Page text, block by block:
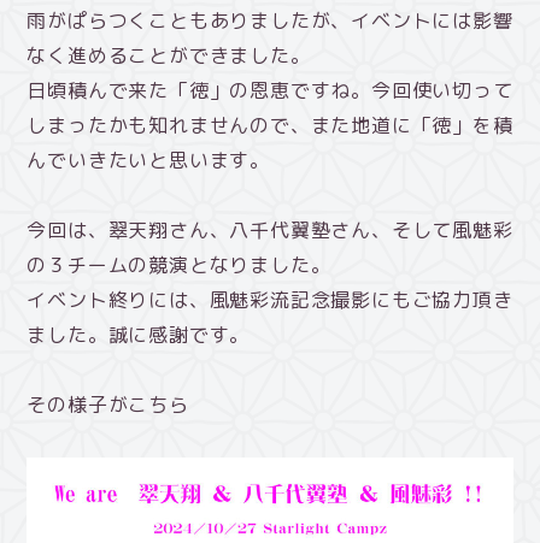
雨がぱらつくこともありましたが、イベントには影響
なく進めることができました。
日頃積んで来た「徳」の恩恵ですね。今回使い切って
しまったかも知れませんので、また地道に「徳」を積
んでいきたいと思います。
今回は、翠天翔さん、八千代翼塾さん、そして風魅彩
の３チームの競演となりました。
イベント終りには、風魅彩流記念撮影にもご協力頂き
ました。誠に感謝です。
その様子がこちら